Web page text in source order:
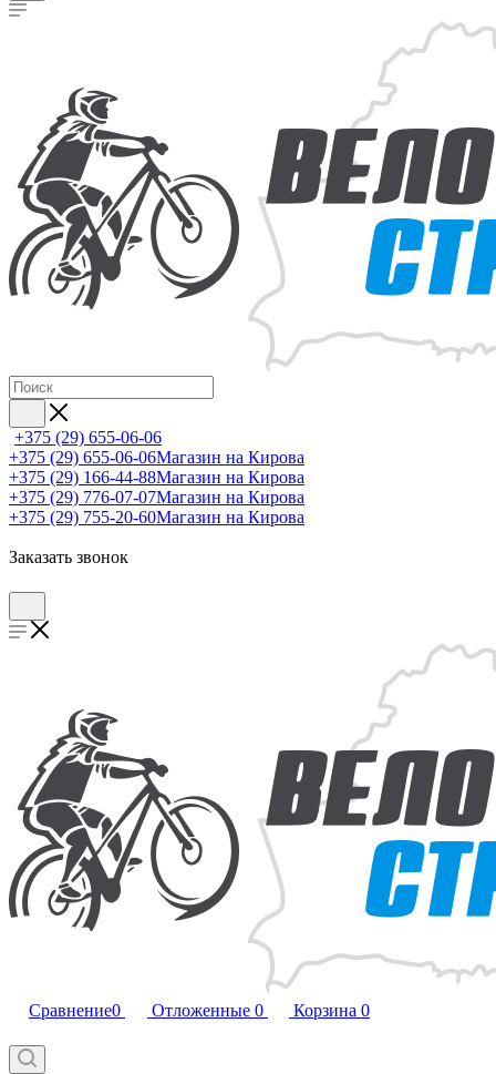
+375 (29) 655-06-06
+375 (29) 655-06-06Магазин на Кирова
+375 (29) 166-44-88Магазин на Кирова
+375 (29) 776-07-07Магазин на Кирова
+375 (29) 755-20-60Магазин на Кирова
Заказать звонок
Сравнение0 Отложенные 0 Корзина 0